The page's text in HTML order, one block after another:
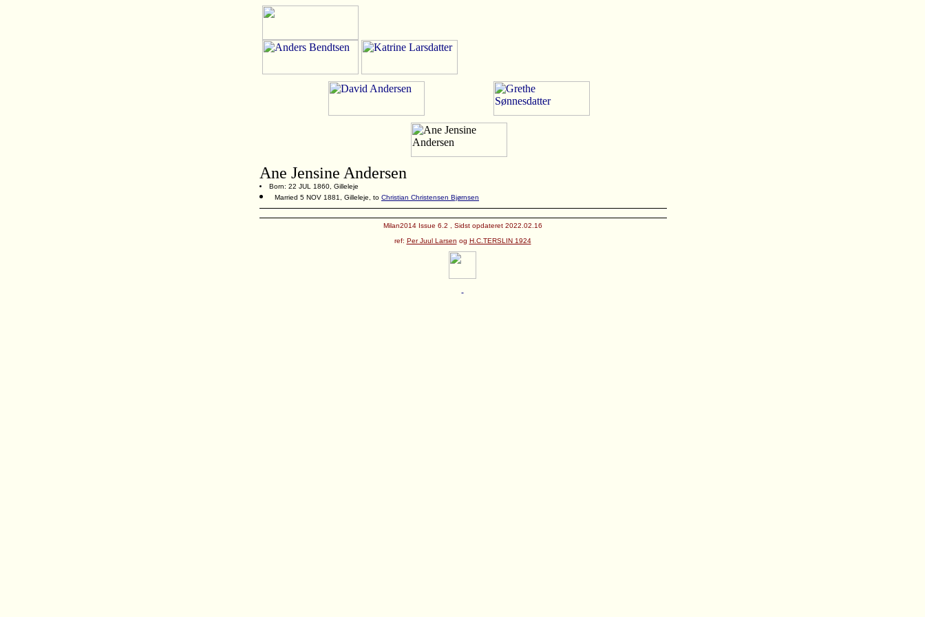
Ane Jensine Andersen
Born: 22 JUL 1860, Gilleleje
Married 5 NOV 1881, Gilleleje, to Christian Christensen Bjørnsen
Milan2014 Issue 6.2 , Sidst opdateret 2022.02.16
ref: Per Juul Larsen og H.C.TERSLIN 1924